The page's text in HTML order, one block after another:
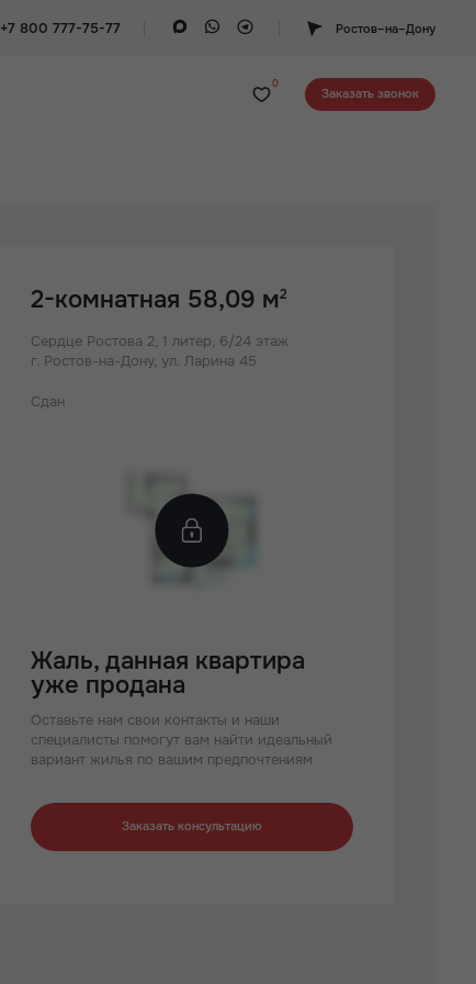
+7 800 777-75-77 Ростов–на–Дону
0
Заказать звонок
2-комнатная 58,09 м2
Сердце Ростова 2, 1 литер, 6/24 этаж
г. Ростов-на-Дону, ул. Ларина 45
Сдан
Жаль, данная квартира
уже продана
Оставьте нам свои контакты и наши
специалисты помогут вам найти идеальный
вариант жилья по вашим предпочтениям
Заказать консультацию